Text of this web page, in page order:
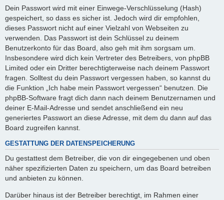
Dein Passwort wird mit einer Einwege-Verschlüsselung (Hash)
gespeichert, so dass es sicher ist. Jedoch wird dir empfohlen,
dieses Passwort nicht auf einer Vielzahl von Webseiten zu
verwenden. Das Passwort ist dein Schlüssel zu deinem
Benutzerkonto für das Board, also geh mit ihm sorgsam um.
Insbesondere wird dich kein Vertreter des Betreibers, von phpBB
Limited oder ein Dritter berechtigterweise nach deinem Passwort
fragen. Solltest du dein Passwort vergessen haben, so kannst du
die Funktion „Ich habe mein Passwort vergessen“ benutzen. Die
phpBB-Software fragt dich dann nach deinem Benutzernamen und
deiner E-Mail-Adresse und sendet anschließend ein neu
generiertes Passwort an diese Adresse, mit dem du dann auf das
Board zugreifen kannst.
GESTATTUNG DER DATENSPEICHERUNG
Du gestattest dem Betreiber, die von dir eingegebenen und oben
näher spezifizierten Daten zu speichern, um das Board betreiben
und anbieten zu können.
Darüber hinaus ist der Betreiber berechtigt, im Rahmen einer